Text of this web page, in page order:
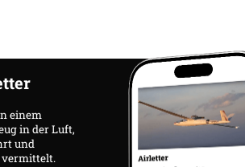
einem
in der Luft,
und
vermittelt.